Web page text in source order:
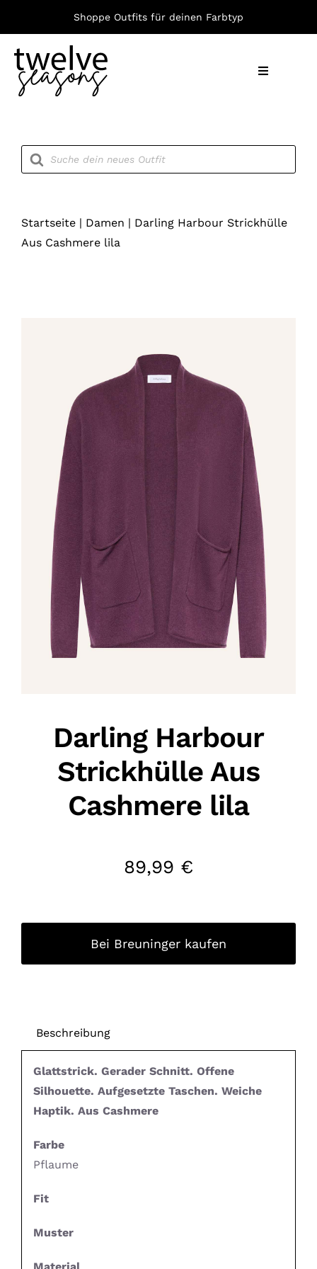
springen
Shoppe Outfits für deinen Farbtyp
Toggle
Products
search
Startseite| Damen | Darling Harbour Strickhülle
Aus Cashmere lila
Darling Harbour
Strickhülle Aus
Cashmere lila
89,99 €
Bei Breuninger kaufen
Beschreibung
Glattstrick. Gerader Schnitt. Offene
Silhouette. Aufgesetzte Taschen. Weiche
Haptik. Aus Cashmere
Farbe
Pflaume
Fit
Muster